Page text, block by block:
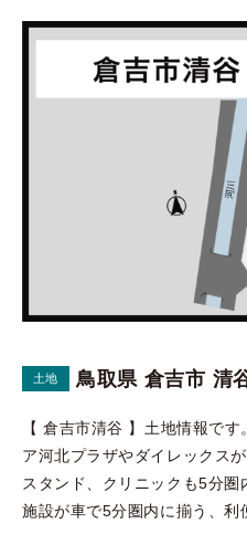
土地 鳥取県 倉吉市 清
【 倉吉市清谷 】土地情報で
ア河北プラザやダイレックス
スタンド、クリニックも5分
施設が車で5分圏内に揃う、利